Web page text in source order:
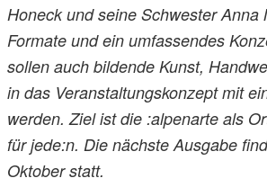
Honeck und seine Schwester Anna
Formate und ein umfassendes
sollen auch bildende Kunst,
in das Veranstaltungskonzept mit
werden. Ziel ist die :alpenarte als
für jede:n. Die nächste Ausgabe
Oktober statt.